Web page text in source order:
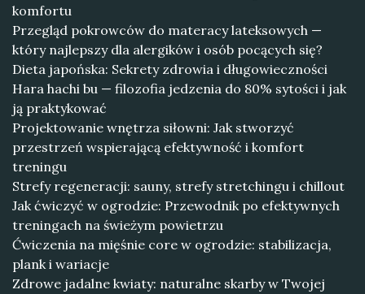
komfortu
Przegląd pokrowców do materacy lateksowych —
który najlepszy dla alergików i osób pocących się?
Dieta japońska: Sekrety zdrowia i długowieczności
Hara hachi bu — filozofia jedzenia do 80% sytości i jak
ją praktykować
Projektowanie wnętrza siłowni: Jak stworzyć
przestrzeń wspierającą efektywność i komfort
treningu
Strefy regeneracji: sauny, strefy stretchingu i chillout
Jak ćwiczyć w ogrodzie: Przewodnik po efektywnych
treningach na świeżym powietrzu
Ćwiczenia na mięśnie core w ogrodzie: stabilizacja,
plank i wariacje
Zdrowe jadalne kwiaty: naturalne skarby w Twojej